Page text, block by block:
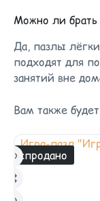
Можно ли брать
Да, пазлы
подходят для
занятий вне
Вам также
Распродано